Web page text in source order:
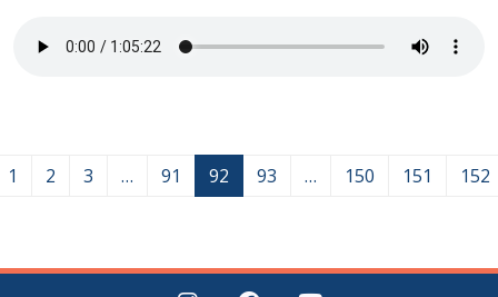
1 2 3 … 91 92 93 … 150 151 152